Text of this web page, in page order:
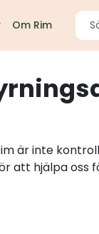
Om Rim
är inte
att hjälpa oss